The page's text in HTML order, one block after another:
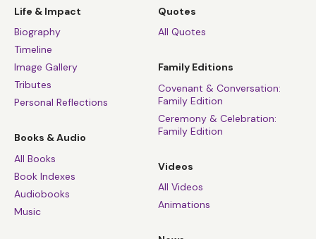
Life & Impact
Biography
Timeline
Image Gallery
Tributes
Personal Reflections
Books & Audio
All Books
Book Indexes
Audiobooks
Music
Quotes
All Quotes
Family Editions
Covenant & Conversation:
Family Edition
Ceremony & Celebration:
Family Edition
Videos
All Videos
Animations